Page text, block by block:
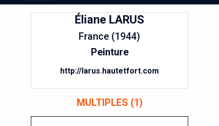
Éliane LARUS
France (1944)
Peinture
http://larus.hautetfort.com
MULTIPLES (1)